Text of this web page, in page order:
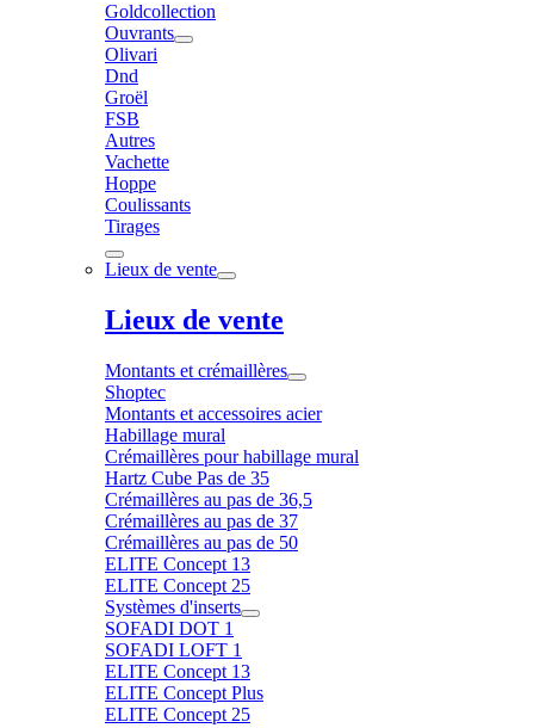
Goldcollection
Ouvrants
Olivari
Dnd
Groël
FSB
Autres
Vachette
Hoppe
Coulissants
Tirages
Lieux de vente
Lieux de vente
Montants et crémaillères
Shoptec
Montants et accessoires acier
Habillage mural
Crémaillères pour habillage mural
Hartz Cube Pas de 35
Crémaillères au pas de 36,5
Crémaillères au pas de 37
Crémaillères au pas de 50
ELITE Concept 13
ELITE Concept 25
Systèmes d'inserts
SOFADI DOT 1
SOFADI LOFT 1
ELITE Concept 13
ELITE Concept Plus
ELITE Concept 25